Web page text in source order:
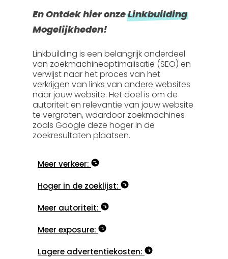
En Ontdek hier onzeLinkbuilding
Mogelijkheden!
Linkbuilding is een belangrijk onderdeel
van zoekmachineoptimalisatie (SEO) en
verwijst naar het proces van het
verkrijgen van links van andere websites
naar jouw website. Het doel is om de
autoriteit en relevantie van jouw website
te vergroten, waardoor zoekmachines
zoals Google deze hoger in de
zoekresultaten plaatsen.
Meer verkeer:
Hoger in de zoeklijst:
Meer autoriteit:
Meer exposure:
Lagere advertentiekosten: